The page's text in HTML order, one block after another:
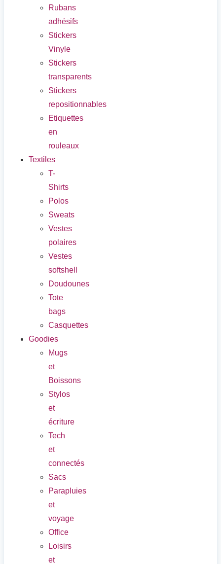
Rubans
adhésifs
Stickers
Vinyle
Stickers
transparents
Stickers
repositionnables
Etiquettes
en
rouleaux
Textiles
T-
Shirts
Polos
Sweats
Vestes
polaires
Vestes
softshell
Doudounes
Tote
bags
Casquettes
Goodies
Mugs
et
Boissons
Stylos
et
écriture
Tech
et
connectés
Sacs
Parapluies
et
voyage
Office
Loisirs
et